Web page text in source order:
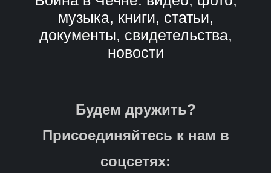
музыка, книги, статьи,
документы, свидетельства,
новости
Будем дружить?
Присоединяйтесь к нам в
соцсетях: